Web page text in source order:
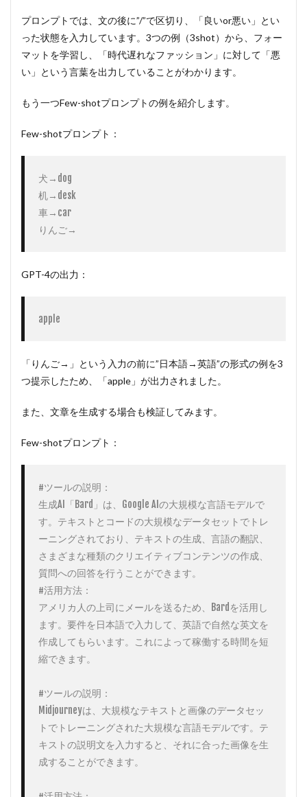
プロンプトでは、文の後に”/”で区切り、「良いor悪い」とい
った状態を入力しています。3つの例（3shot）から、フォー
マットを学習し、「時代遅れなファッション」に対して「悪
い」という言葉を出力していることがわかります。
もう一つFew-shotプロンプトの例を紹介します。
Few-shotプロンプト：
犬→dog
机→desk
車→car
りんご→
GPT-4の出力：
apple
「りんご→」という入力の前に”日本語→英語”の形式の例を3
つ提示したため、「apple」が出力されました。
また、文章を生成する場合も検証してみます。
Few-shotプロンプト：
#ツールの説明：
生成AI「Bard」は、Google AIの大規模な言語モデルで
す。テキストとコードの大規模なデータセットでトレ
ーニングされており、テキストの生成、言語の翻訳、
さまざまな種類のクリエイティブコンテンツの作成、
質問への回答を行うことができます。
#活用方法：
アメリカ人の上司にメールを送るため、Bardを活用し
ます。要件を日本語で入力して、英語で自然な英文を
作成してもらいます。これによって稼働する時間を短
縮できます。
#ツールの説明：
Midjourneyは、大規模なテキストと画像のデータセッ
トでトレーニングされた大規模な言語モデルです。テ
キストの説明文を入力すると、それに合った画像を生
成することができます。